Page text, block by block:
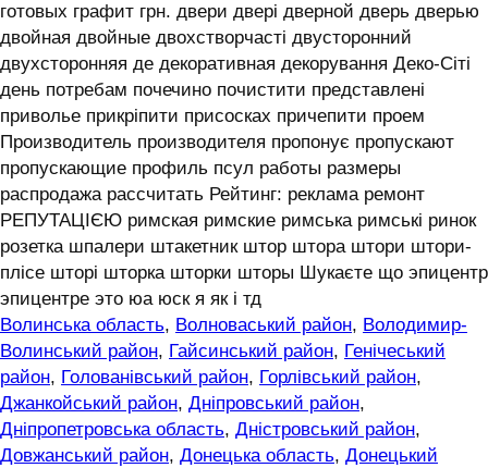
готовых графит грн. двери двері дверной дверь дверью
двойная двойные двохстворчасті двусторонний
двухсторонняя де декоративная декорування Деко-Сіті
день потребам почечино почистити представлені
приволье прикріпити присосках причепити проем
Производитель производителя пропонує пропускают
пропускающие профиль псул работы размеры
распродажа рассчитать Рейтинг: реклама ремонт
РЕПУТАЦІЄЮ римская римские римська римські ринок
розетка шпалери штакетник штор штора штори штори-
плісе шторі шторка шторки шторы Шукаєте що эпицентр
эпицентре это юа юск я як і тд
Волинська область, Волноваський район, Володимир-
Волинський район, Гайсинський район, Генічеський
район, Голованівський район, Горлівський район,
Джанкойський район, Дніпровський район,
Дніпропетровська область, Дністровський район,
Довжанський район, Донецька область, Донецький